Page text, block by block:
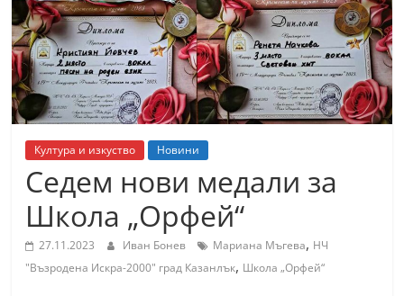
т
К
а
з
а
н
к
и
о
Култура и изкуство Новини
Седем нови медали за
Школа „Орфей“
27.11.2023 Иван Бонев Мариана Мъгева, НЧ
"Възродена Искра-2000" град Казанлък, Школа „Орфей“